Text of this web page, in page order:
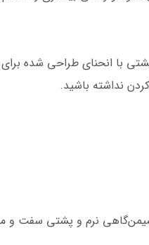
با انحنای طراحی شده
نداشته باشید.